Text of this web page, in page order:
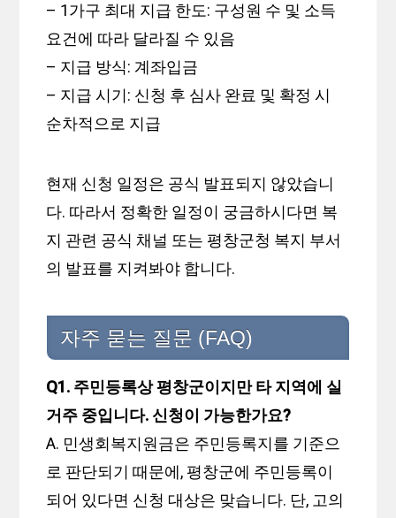
– 1가구 최대 지급 한도: 구성원 수 및 소득
요건에 따라 달라질 수 있음
– 지급 방식: 계좌입금
– 지급 시기: 신청 후 심사 완료 및 확정 시
순차적으로 지급
현재 신청 일정은 공식 발표되지 않았습니
다. 따라서 정확한 일정이 궁금하시다면 복
지 관련 공식 채널 또는 평창군청 복지 부서
의 발표를 지켜봐야 합니다.
자주 묻는 질문 (FAQ)
Q1. 주민등록상 평창군이지만 타 지역에 실
거주 중입니다. 신청이 가능한가요?
A. 민생회복지원금은 주민등록지를 기준으
로 판단되기 때문에, 평창군에 주민등록이
되어 있다면 신청 대상은 맞습니다. 단, 고의